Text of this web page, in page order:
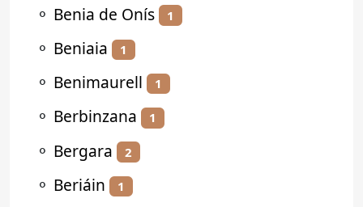
⚬ Benia de Onís 1
⚬ Beniaia 1
⚬ Benimaurell 1
⚬ Berbinzana 1
⚬ Bergara 2
⚬ Beriáin 1